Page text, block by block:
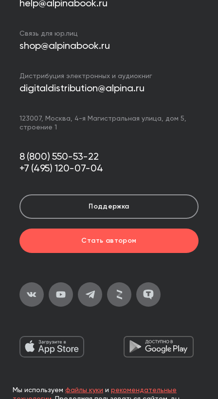
help@alpinabook.ru
Связь для юр.лиц
shop@alpinabook.ru
Дистрибуция электронных и аудиокниг
digitaldistribution@alpina.ru
123007, Москва, 4-я Магистральная улица, дом 5,
строение 1
8 (800) 550-53-22
+7 (495) 120-07-04
Поддержка
Стать автором
2026, ООО «Альпина Паблишер»
Мы используем файлы куки и рекомендательные